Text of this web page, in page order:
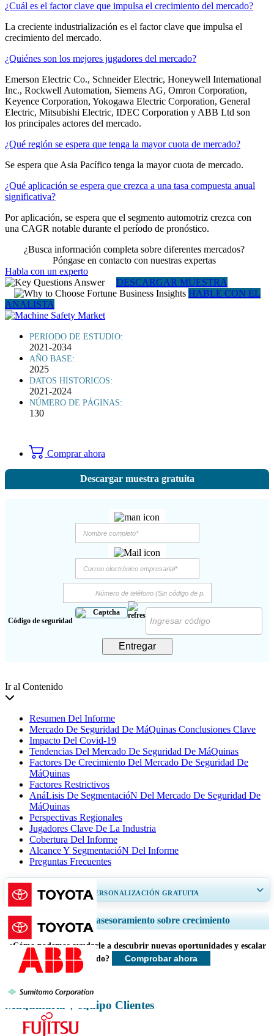
¿Cuál es el factor clave que impulsa el crecimiento del mercado?
La creciente industrialización es el factor clave que impulsa el
crecimiento del mercado.
¿Quiénes son los mejores jugadores del mercado?
Emerson Electric Co., Schneider Electric, Honeywell International
Inc., Rockwell Automation, Siemens AG, Omron Corporation,
Keyence Corporation, Yokogawa Electric Corporation, General
Electric, Mitsubishi Electric, IDEC Corporation y ABB Ltd son
los principales actores del mercado.
¿Qué región se espera que tenga la mayor cuota de mercado?
Se espera que Asia Pacífico tenga la mayor cuota de mercado.
¿Qué aplicación se espera que crezca a una tasa compuesta anual
significativa?
Por aplicación, se espera que el segmento automotriz crezca con
una CAGR notable durante el período de pronóstico.
¿Busca información completa sobre diferentes mercados?
Póngase en contacto con nuestras expertas
Habla con un experto
DESCARGAR MUESTRA
HABLE CON EL
ANALISTA
PERIODO DE ESTUDIO:
2021-2034
AÑO BASE:
2025
DATOS HISTORICOS:
2021-2024
NÚMERO DE PÁGINAS:
130
Comprar ahora
Descargar muestra gratuita
Código de seguridad
Entregar
Ir al Contenido
Resumen Del Informe
Mercado De Seguridad De MáQuinas Conclusiones Clave
Impacto Del Covid-19
Tendencias Del Mercado De Seguridad De MáQuinas
Factores De Crecimiento Del Mercado De Seguridad De
MáQuinas
Factores Restrictivos
AnáLisis De SegmentacióN Del Mercado De Seguridad De
MáQuinas
Perspectivas Regionales
Jugadores Clave De La Industria
Cobertura Del Informe
Alcance Y SegmentacióN Del Informe
Preguntas Frecuentes
OBTENGA UN 20% DE PERSONALIZACIÓN GRATUITA
Ampliar la cobertura regional y por país, Análisis de segmentos, Perfiles
de empresas, Benchmarking competitivo, e información sobre el usuario
final.
Personalizar ahora
Servicios de asesoramiento sobre crecimiento
¿Cómo podemos ayudarle a descubrir nuevas oportunidades y escalar
más rápido?
Comprobar ahora
Maquinaria y equipo Clientes